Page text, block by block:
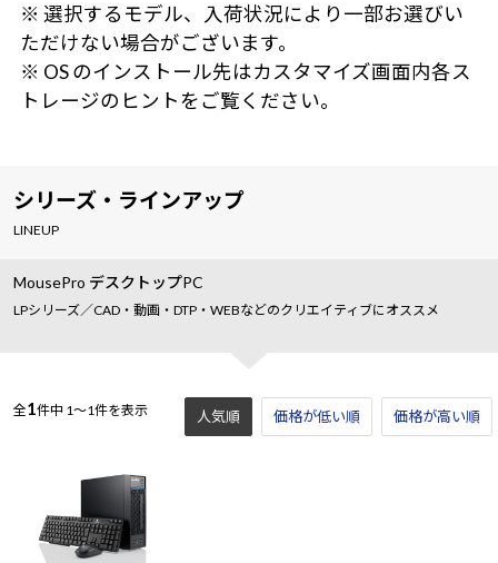
※ 選択するモデル、入荷状況により一部お選びい
ただけない場合がございます。
※ OS のインストール先はカスタマイズ画面内各ス
トレージのヒントをご覧ください。
シリーズ・ラインアップ
LINEUP
MousePro デスクトップPC
LPシリーズ／CAD・動画・DTP・WEBなどのクリエイティブにオススメ
全1 件中 1～1件を表示 人気順 価格が低い順 価格が高い順